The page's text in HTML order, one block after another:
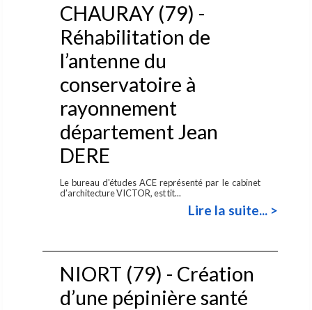
CHAURAY (79) -
Réhabilitation de
l’antenne du
conservatoire à
rayonnement
département Jean
DERE
Le bureau d'études ACE représenté par le cabinet
d’architecture VICTOR, est tit...
Lire la suite... >
NIORT (79) - Création
d’une pépinière santé